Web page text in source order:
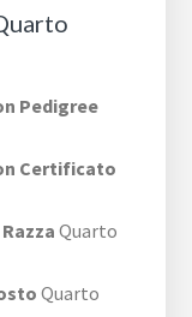
Pedigree
Certificato
Quarto
Quarto